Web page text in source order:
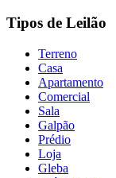
Tipos de Leilão
Terreno
Casa
Apartamento
Comercial
Sala
Galpão
Prédio
Loja
Gleba